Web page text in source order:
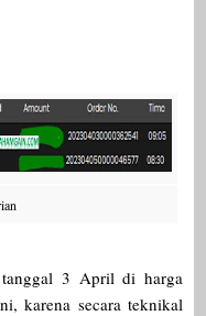
3 April di harga
karena secara teknikal